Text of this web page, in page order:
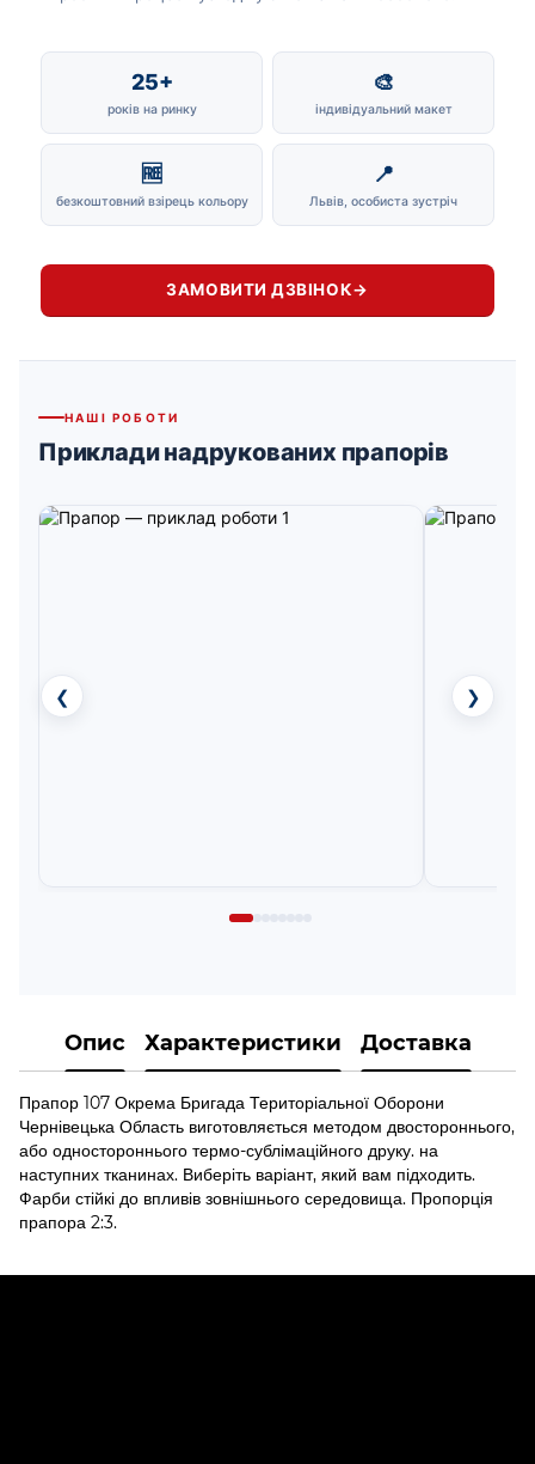
25+
років на ринку
🎨
індивідуальний макет
🆓
безкоштовний взірець кольору
📍
Львів, особиста зустріч
ЗАМОВИТИ ДЗВІНОК→
НАШІ РОБОТИ
Приклади надрукованих прапорів
❮ ❯
Опис Характеристики Доставка
Прапор 107 Окрема Бригада Територіальної Оборони
Чернівецька Область виготовляється методом двостороннього,
або одностороннього термо-сублімаційного друку. на
наступних тканинах. Виберіть варіант, який вам підходить.
Фарби стійкі до впливів зовнішнього середовища. Пропорція
прапора 2:3.